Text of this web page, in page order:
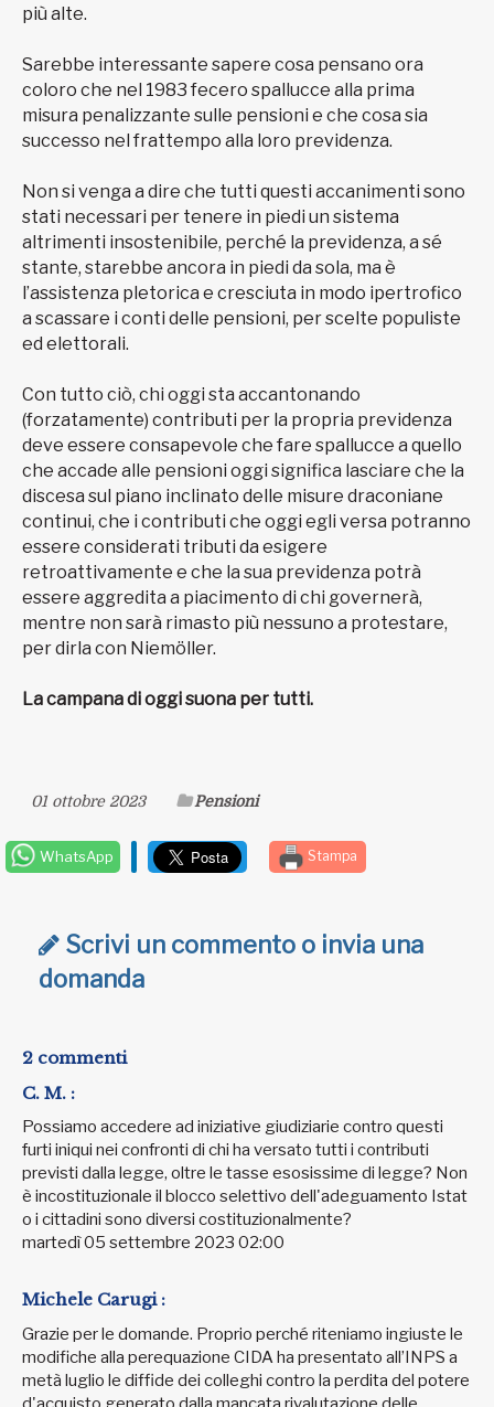
più alte.
Sarebbe interessante sapere cosa pensano ora
coloro che nel 1983 fecero spallucce alla prima
misura penalizzante sulle pensioni e che cosa sia
successo nel frattempo alla loro previdenza.
Non si venga a dire che tutti questi accanimenti sono
stati necessari per tenere in piedi un sistema
altrimenti insostenibile, perché la previdenza, a sé
stante, starebbe ancora in piedi da sola, ma è
l’assistenza pletorica e cresciuta in modo ipertrofico
a scassare i conti delle pensioni, per scelte populiste
ed elettorali.
Con tutto ciò, chi oggi sta accantonando
(forzatamente) contributi per la propria previdenza
deve essere consapevole che fare spallucce a quello
che accade alle pensioni oggi significa lasciare che la
discesa sul piano inclinato delle misure draconiane
continui, che i contributi che oggi egli versa potranno
essere considerati tributi da esigere
retroattivamente e che la sua previdenza potrà
essere aggredita a piacimento di chi governerà,
mentre non sarà rimasto più nessuno a protestare,
per dirla con Niemöller.
La campana di oggi suona per tutti.
01 ottobre 2023 Pensioni
WhatsApp Stampa
Scrivi un commento o invia una
domanda
2 commenti
C. M. :
Possiamo accedere ad iniziative giudiziarie contro questi
furti iniqui nei confronti di chi ha versato tutti i contributi
previsti dalla legge, oltre le tasse esosissime di legge? Non
è incostituzionale il blocco selettivo dell'adeguamento Istat
o i cittadini sono diversi costituzionalmente?
martedì 05 settembre 2023 02:00
Michele Carugi :
Grazie per le domande. Proprio perché riteniamo ingiuste le
modifiche alla perequazione CIDA ha presentato all’INPS a
metà luglio le diffide dei colleghi contro la perdita del potere